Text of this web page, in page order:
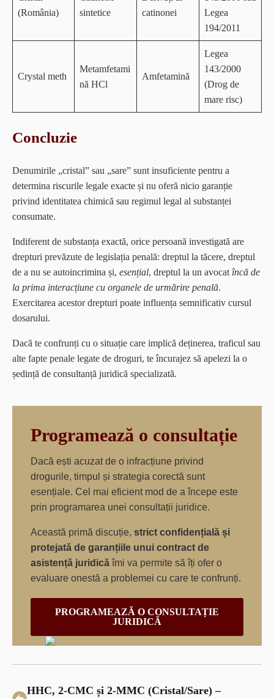
(România)
sintetice
catinonei
Legea
194/2011
Crystal meth
Metamfetami
nă HCl
Amfetamină
Legea
143/2000
(Drog de
mare risc)
Concluzie
Denumirile „cristal” sau „sare” sunt insuficiente pentru a
determina riscurile legale exacte și nu oferă nicio garanție
privind identitatea chimică sau regimul legal al substanței
consumate.
Indiferent de substanța exactă, orice persoană investigată are
drepturi prevăzute de legislația penală: dreptul la tăcere, dreptul
de a nu se autoincrimina și, esențial, dreptul la un avocat încă de
la prima interacțiune cu organele de urmărire penală.
Exercitarea acestor drepturi poate influența semnificativ cursul
dosarului.
Dacă te confrunți cu o situație care implică deținerea, traficul sau
alte fapte penale legate de droguri, te încurajez să apelezi la o
ședință de consultanță juridică specializată.
Programează o consultație
Dacă ești acuzat de o infracțiune privind
drogurile, timpul și strategia corectă sunt
esențiale. Cel mai eficient mod de a începe este
prin programarea unei consultații juridice.
Această primă discuție, strict confidențială și
protejată de garanțiile unui contract de
asistență juridicăîmi va permite să îți ofer o
evaluare onestă a problemei cu care te confrunți.
PROGRAMEAZĂ O CONSULTAȚIE
JURIDICĂ
HHC, 2-CMC și 2-MMC (Cristal/Sare) –